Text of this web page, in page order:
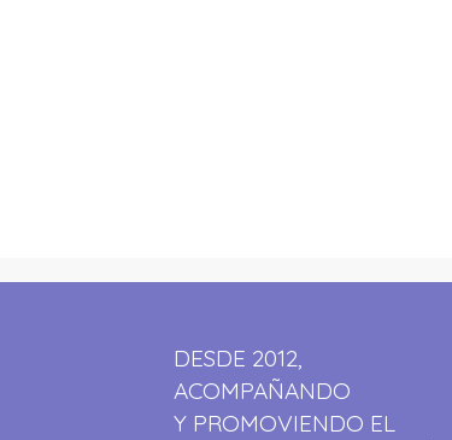
DESDE 2012,
ACOMPAÑANDO
Y PROMOVIENDO EL